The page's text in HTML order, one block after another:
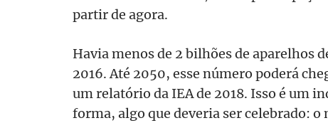
partir de agora.
Havia menos de 2 bilhões de aparelhos
2016. Até 2050, esse número poderá
um relatório da IEA de 2018. Isso é um
forma, algo que deveria ser celebrado: